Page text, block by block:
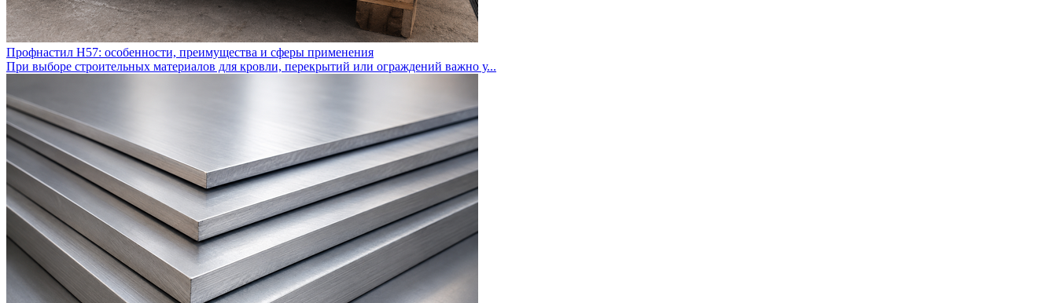
Профнастил Н57: особенности, преимущества и сферы применения
При выборе строительных материалов для кровли, перекрытий или ограждений важно у...